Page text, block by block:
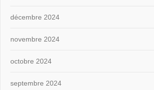
décembre 2024
novembre 2024
octobre 2024
septembre 2024